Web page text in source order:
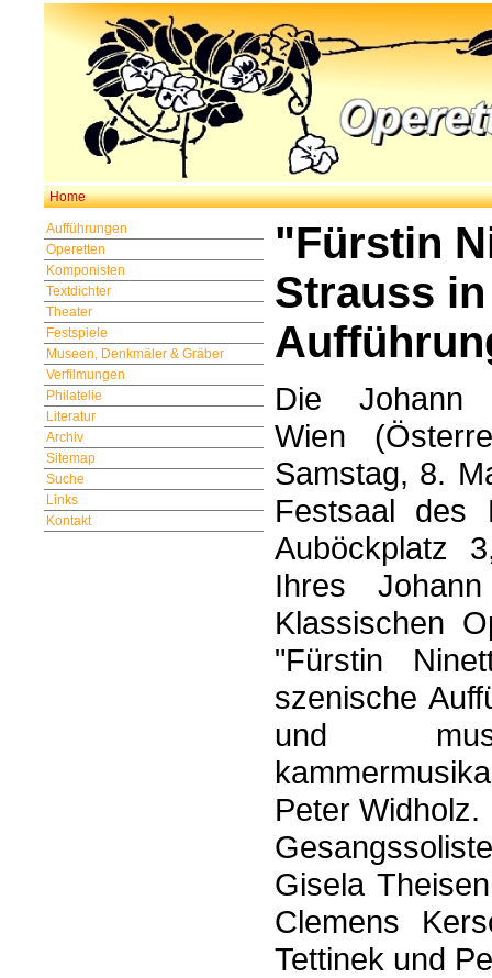
Home
Aufführungen
Operetten
Komponisten
Textdichter
Theater
Festspiele
Museen, Denkmäler & Gräber
Verfilmungen
Philatelie
Literatur
Archiv
Sitemap
Suche
Links
Kontakt
"Fürstin
Strauss
Die Johann
Wien
Samstag, 8.
Festsaal des
Auböckplatz
Ihres
Klassischen
"Fürstin
szenische
und
Peter Widholz.
Gisela
Clemens
Tettinek und